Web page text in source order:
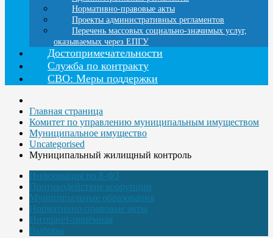
Нормативно-правовые акты
Проекты административных регламентов
Перечень массовых социально-значимых услуг,
оказываемых через ЕПГУ
Достопримечательности
Служба по контракту
СВО: Меры поддержки
Главная страница
Комитет по управлению муниципальным имуществом
Муниципальное имущество
Uncategorised
Муниципальный жилищный контроль
Информация по 8-ФЗ
Противодействие коррупции
Муниципальные образования
Нормативно-правовые акты
Интернет-приёмная
Выборы